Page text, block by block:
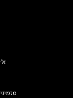
א׳-ה׳ 10:00-